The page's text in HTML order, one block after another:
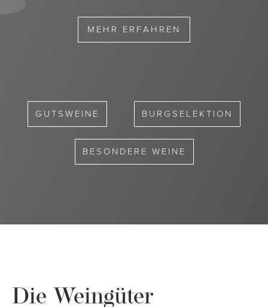
MEHR ERFAHREN
GUTSWEINE BURGSELEKTION
BESONDERE WEINE
Die Weingüter